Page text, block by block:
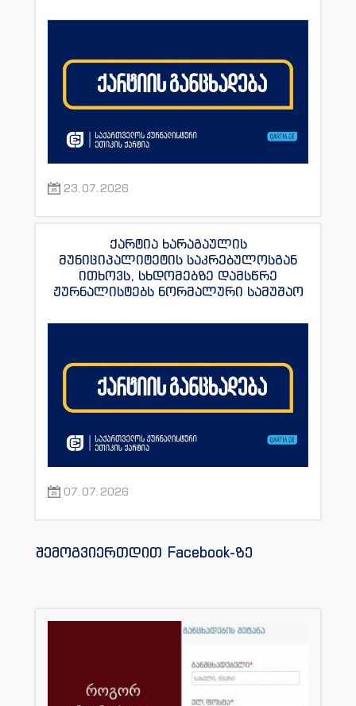
23.07.2026
ქარტია ხარაგაულის
მუნიციპალიტეტის საკრებულოსგან
ითხოვს, სხდომებზე დამსწრე
ჟურნალისტებს ნორმალური სამუშაო
07.07.2026
შემოგვიერთდით Facebook-ზე